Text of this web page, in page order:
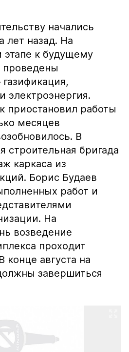
начались
лет назад. На
этапе к будущему
проведены
электроэнергия.
приостановил работы
месяцев
В
строительная бригада
каркаса из
Борис Будаев
работ и
На
возведение
проходит
конце августа на
завершиться